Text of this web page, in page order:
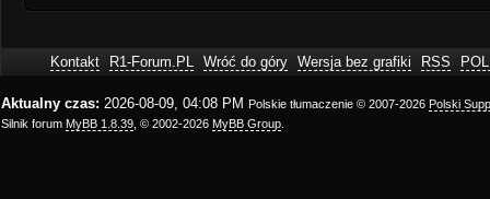
Kontakt R1-Forum.PL Wróć do góry Wersja bez grafiki RSS
Aktualny czas: 2026-08-09, 04:08 PM Polskie tłumaczenie © 2007-2026 Polski
Silnik forum MyBB 1.8.39 , © 2002-2026 MyBB Group